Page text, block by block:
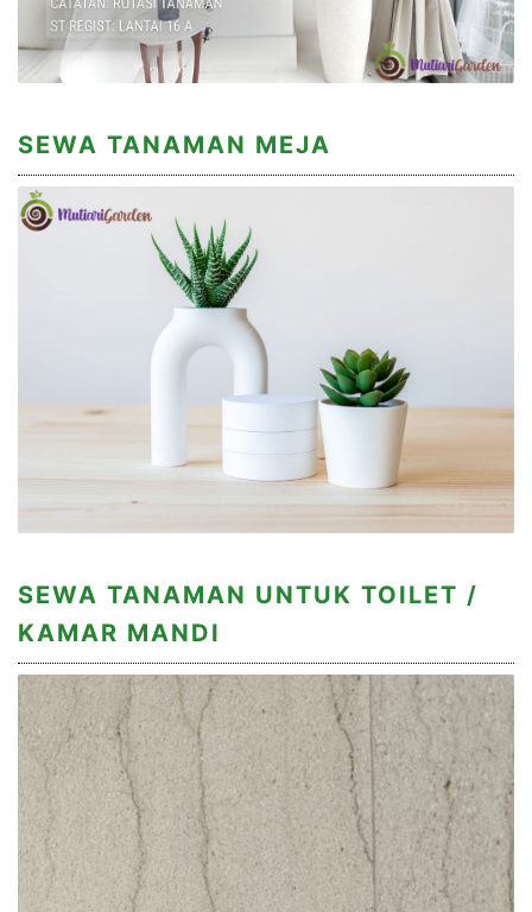
SEWA TANAMAN MEJA
SEWA TANAMAN UNTUK TOILET /
KAMAR MANDI